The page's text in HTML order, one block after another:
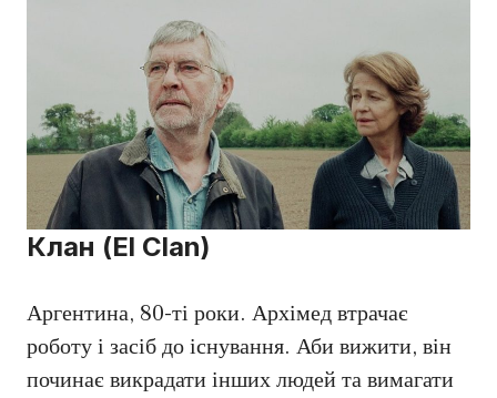
Клан (El Clan)
Аргентина, 80-ті роки. Архімед втрачає
роботу і засіб до існування. Аби вижити, він
починає викрадати інших людей та вимагати